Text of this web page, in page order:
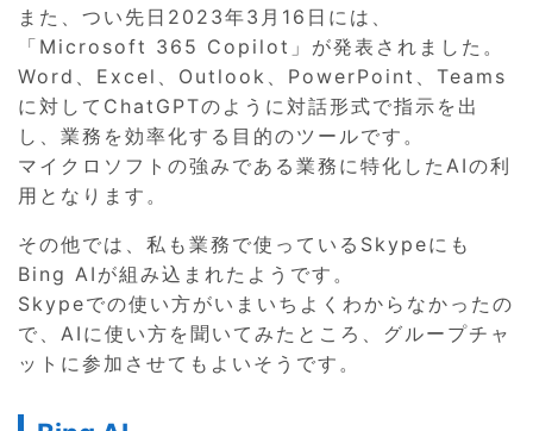
また、つい先日2023年3月16日には、
「Microsoft 365 Copilot」が発表されました。
Word、Excel、Outlook、PowerPoint、Teams
に対してChatGPTのように対話形式で指示を出
し、業務を効率化する目的のツールです。
マイクロソフトの強みである業務に特化したAIの利
用となります。
その他では、私も業務で使っているSkypeにも
Bing AIが組み込まれたようです。
Skypeでの使い方がいまいちよくわからなかったの
で、AIに使い方を聞いてみたところ、グループチャ
ットに参加させてもよいそうです。